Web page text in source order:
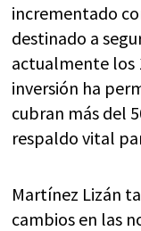
incrementado
destinado a
actualmente los
inversión ha
cubran más del
respaldo vital
Martínez Lizán
cambios en las